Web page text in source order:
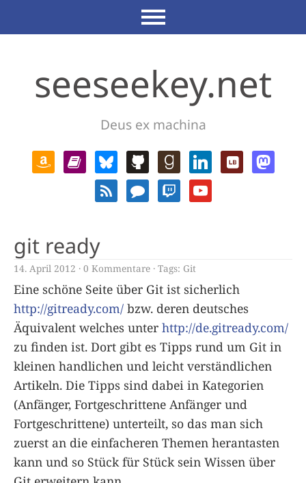
seeseekey.net
Deus ex machina
git ready
14. April 2012 0 Kommentare Tags: Git
Eine schöne Seite über Git ist sicherlich
http://gitready.com/ bzw. deren deutsches
Äquivalent welches unter http://de.gitready.com/
zu finden ist. Dort gibt es Tipps rund um Git in
kleinen handlichen und leicht verständlichen
Artikeln. Die Tipps sind dabei in Kategorien
(Anfänger, Fortgeschrittene Anfänger und
Fortgeschrittene) unterteilt, so das man sich
zuerst an die einfacheren Themen herantasten
kann und so Stück für Stück sein Wissen über